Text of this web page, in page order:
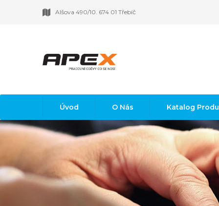
Alšova 490/10. 674 01 Třebíč
Úvod O Nás Katalog